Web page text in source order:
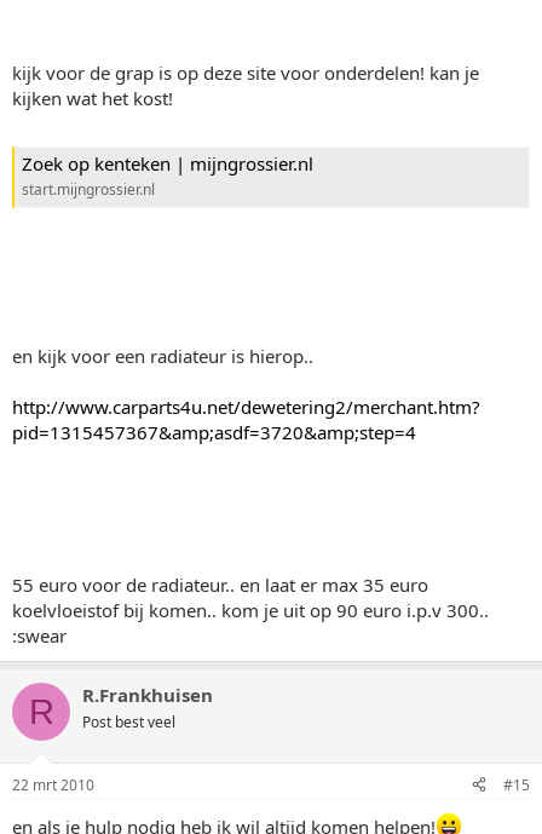
kijk voor de grap is op deze site voor onderdelen! kan je
kijken wat het kost!
Zoek op kenteken | mijngrossier.nl
start.mijngrossier.nl
en kijk voor een radiateur is hierop..
http://www.carparts4u.net/dewetering2/merchant.htm?
pid=1315457367&amp;asdf=3720&amp;step=4
55 euro voor de radiateur.. en laat er max 35 euro
koelvloeistof bij komen.. kom je uit op 90 euro i.p.v 300..
:swear
R R.Frankhuisen
Post best veel
22 mrt 2010 #15
en als je hulp nodig heb ik wil altijd komen helpen!